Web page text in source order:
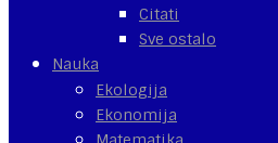
Citati
Sve ostalo
Nauka
Ekologija
Ekonomija